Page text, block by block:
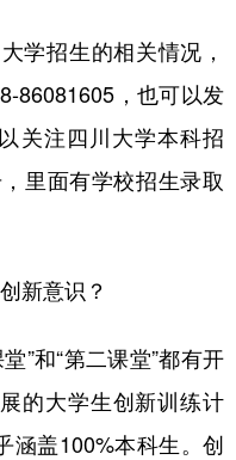
学招生的相关情况，
86081605，也可以发
关注四川大学本科招
里面有学校招生录取
新意识？
”和“第二课堂”都有开
的大学生创新训练计
涵盖100%本科生。创